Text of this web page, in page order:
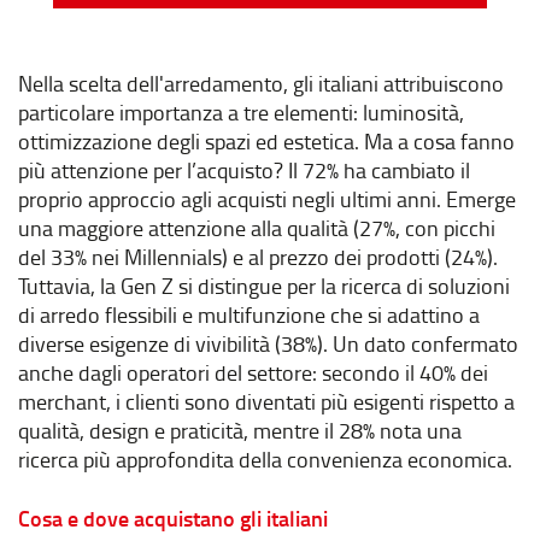
Nella scelta dell'arredamento, gli italiani attribuiscono
particolare importanza a tre elementi: luminosità,
ottimizzazione degli spazi ed estetica. Ma a cosa fanno
più attenzione per l’acquisto? Il 72% ha cambiato il
proprio approccio agli acquisti negli ultimi anni. Emerge
una maggiore attenzione alla qualità (27%, con picchi
del 33% nei Millennials) e al prezzo dei prodotti (24%).
Tuttavia, la Gen Z si distingue per la ricerca di soluzioni
di arredo flessibili e multifunzione che si adattino a
diverse esigenze di vivibilità (38%). Un dato confermato
anche dagli operatori del settore: secondo il 40% dei
merchant, i clienti sono diventati più esigenti rispetto a
qualità, design e praticità, mentre il 28% nota una
ricerca più approfondita della convenienza economica.
Cosa e dove acquistano gli italiani